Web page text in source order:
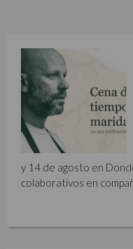
y 14 de agosto en
colaborativos en